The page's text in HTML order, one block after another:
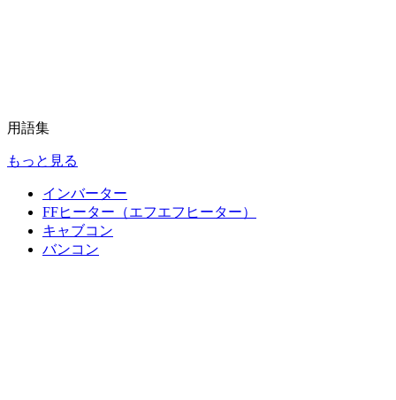
用語集
もっと見る
インバーター
FFヒーター（エフエフヒーター）
キャブコン
バンコン